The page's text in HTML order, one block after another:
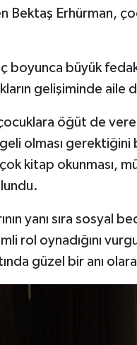
Bektaş Erhürman,
boyunca büyük
gelişiminde
çocuklara öğüt de
olması
çok kitap okunması,
yanı sıra sosyal
rol oynadığını
güzel bir anı